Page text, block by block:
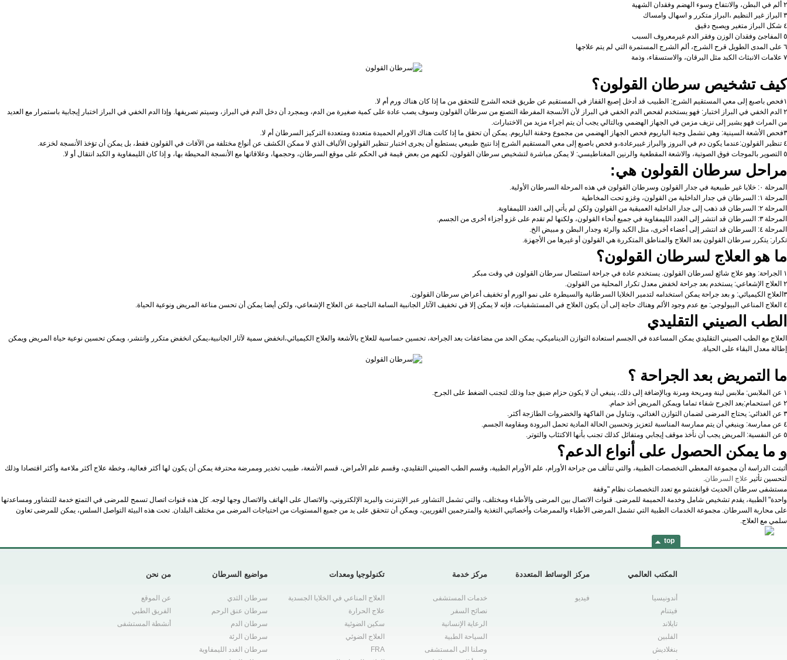
سرطان الاثني عشر
سرطان البلعوم
سرطان القضيب
سرطان المرارة
سرطان القناة الصفراوية
٢ ألم في البطن، والانتفاخ وسوء الهضم وفقدان الشهية
۳ البراز غير النظيم ،البراز متكرر و اسهال وامساك
٤ شكل البراز متغير ويصبح دقيق
٥ المفاجئ وفقدان الوزن وفقر الدم غيرمعروف السبب
٦ على المدى الطويل قرح الشرج، ألم الشرج المستمرة التي لم يتم علاجها
٧ علامات الانبثاث الكبد مثل اليرقان، والاستسقاء، وذمة
كيف تشخيص سرطان القولون؟
۱فحص باصبع إلى معي المستقيم الشرج: الطبيب قد أدخل إصبع القفاز في المستقيم عن طريق فتحه الشرج للتحقق من ما إذا كان هناك ورم أم لا.
٢ الدم الخفي في البراز اختبار: فهو يستخدم لفحص الدم الخفي في البراز لأن الأنسجة المفرطة التصنع من سرطان القولون وسوف يصب عادة على كمية صغيرة من الدم، وبمجرد أن دخل الدم في البراز، وسيتم تصريفها. وإذا الدم الخفي في البراز اختبار إيجابية باستمرار مع العديد
من المرات فهو يشير إلى نزيف مزمن في الجهاز الهضمي وبالتالي يجب أن يتم اجراء مزيد من الاختبارات.
٣فحص الأشعة السينية: وهي تشمل وجبة الباريوم فحص الجهاز الهضمي من مجموع وحقنة الباريوم. يمكن أن تحقق ما إذا كانت هناك الاورام الحميدة متعددة ومتعددة التركيز السرطان أم لا.
٤ تنظير القولون:عندما يكون دم في البروز والبراز غييرعادة،و فحص باصبع إلى معي المستقيم الشرج إذا نتيج طبيعي يستطيع أن يجرى اختبار تنظير القولون الألياف الذي لا ممكن الكشف عن أنواع مختلفة من الآفات في القولون فقط، بل يمكن أن تؤخذ الأنسجة لخزعة.
٥ التصوير بالموجات فوق الصوتية، والاشعة المقطعية والرنين المغناطيسي: لا يمكن مباشرة لتشخيص سرطان القولون، لكنهم من بعض قيمة في الحكم على موقع السرطان، وحجمها، وعلاقاتها مع الأنسجة المحيطة بها، و إذا كان الليمفاوية و الكبد انتقال أو لا.
مراحل سرطان القولون هي:
المرحلة ٠: خلايا غير طبيعية في جدار القولون وسرطان القولون في هذه المرحلة السرطان الأولية.
المرحلة ۱: السرطان في جدار الداخلية من القولون، وغزو تحت المخاطية
المرحلة ۲: السرطان قد ذهب إلى جدار الداخلية العميقية من القولون ولكن لم يأتي إلى الغدد الليمفاوية.
المرحلة ۳: السرطان قد انتشر إلى الغدد الليمفاوية في جميع أنحاء القولون، ولكنها لم تقدم على غزو أجزاء أخرى من الجسم.
المرحلة ٤: السرطان قد انتشر إلى أعضاء أخرى، مثل الكبد والرئة وجدار البطن و مبيض الخ.
تكرار: يتكرر سرطان القولون بعد العلاج والمناطق المتكررة هي القولون أو غيرها من الأجهزة.
ما هو العلاج لسرطان القولون؟
۱ الجراحة: وهو علاج شائع لسرطان القولون. يستخدم عادة في جراحة استئصال سرطان القولون في وقت مبكر
٢ العلاج الإشعاعي: يستخدم بعد جراحة لخفض معدل تكرار المحلية من القولون.
۳العلاج الكيميائي: و بعد جراحة يمكن استخدامه لتدمير الخلايا السرطانية والسيطرة على نمو الورم أو تخفيف أعراض سرطان القولون.
٤ العلاج المناعي البيولوجي: مع عدم وجود الألم وهناك حاجة إلى أن يكون العلاج في المستشفيات، فإنه لا يمكن إلا في تخفيف الآثار الجانبية السامة الناجمة عن العلاج الإشعاعي، ولكن أيضا يمكن أن تحسن مناعة المريض ونوعية الحياة.
الطب الصيني التقليدي
العلاج مع الطب الصيني التقليدي يمكن المساعدة في الجسم استعادة التوازن الديناميكي، يمكن الحد من مضاعفات بعد الجراحة، تحسين حساسية للعلاج بالأشعة والعلاج الكيميائي،انخفض سمية لآثار الجانبية،يمكن انخفض متكرر وانتشر، ويمكن تحسين نوعية حياة المريض ويمكن
إطالة معدل البقاء على الحياة.
ما التمريض بعد الجراحة ؟
۱ عن الملابس: ملابس لينة ومريحة ومرنة وبالإضافة إلى ذلك، ينبغي أن لا يكون حزام ضيق جدا وذلك لتجنب الضغط على الجرح.
٢ عن استحمام:بعد الجرح شفاء تماما ويمكن المريض أخذ حمام.
۳ عن الغذائي: يحتاج المرضى لضمان التوازن الغذائي، وتناول من الفاكهة والخضروات الطازجة أكثر.
٤ عن ممارسة: وينبغي أن يتم ممارسة المناسبة لتعزيز وتحسين الحالة المادية تحمل البرودة ومقاومة الجسم.
٥ عن النفسية: المريض يجب أن نأخذ موقف إيجابي ومتفائل كذلك تجنب بأنها الاكتئاب والتوتر.
و ما يمكن الحصول على أنواع الدعم؟
أثبتت الدراسة أن مجموعة المعطي التخصصات الطبية، والتي تتألف من جراحة الأورام، علم الأورام الطبية، وقسم الطب الصيني التقليدي، وقسم علم الأمراض، قسم الأشعة، طبيب تخدير وممرضة محترفة يمكن أن يكون لها أكثر فعالية، وخطة علاج أكثر ملاءمة وأكثر اقتصادا وذلك
لتحسين تأثير علاج السرطان.
مستشفى سرطان الحديث قوانغتشو مع تعدد التخصصات نظام "وقفة
واحدة" الطبية، يقدم تشخيص شامل وخدمة الحميمة للمرضى. قنوات الاتصال بين المرضى والأطباء ومختلف، والتي تشمل التشاور عبر الإنترنت والبريد الإلكتروني، والاتصال على الهاتف والاتصال وجها لوجه. كل هذه قنوات اتصال تسمح للمرضى في التمتع خدمة للتشاور ومساعدتها
على محاربة السرطان. مجموعة الخدمات الطبية التي تشمل المرضى الأطباء والممرضات وأخصائيي التغذية والمترجمين الفوريين، ويمكن أن تتحقق على يد من جميع المستويات من احتياجات المرضى من مختلف البلدان. تحت هذه البيئة التواصل السلس، يمكن للمرضى تعاون
سلمي مع العلاج.
top
من نحن
عن الموقع
الفريق الطبي
أنشطة المستشفى
مواضيع السرطان
سرطان الثدي
سرطان عنق الرحم
سرطان الدم
سرطان الرئة
سرطان الغدد الليمفاوية
تكنولوجيا ومعدات
العلاج المناعي في الخلايا الجسدية
علاج الحرارة
سكين الضوئية
العلاج الضوئي
FRA
مركز خدمة
خدمات المستشفى
نصائح السفر
الرعاية الإنسانية
السياحة الطبية
وصلنا الى المستشفى
مركز الوسائط المتعددة
فيديو
المكتب العالمي
أندونيسيا
فيتنام
تايلاند
الفلبين
بنغلاديش